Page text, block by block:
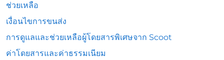
ช่วยเหลือ
เงื่อนไขการขนส่ง
การดูแลและช่วยเหลือผู้โดยสารพิเศษจาก Scoot
ค่าโดยสารและค่าธรรมเนียม